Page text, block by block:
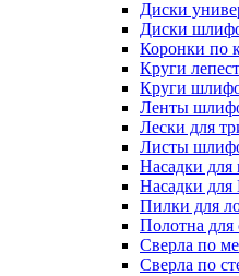
Диски
Диски
Коронки по
Круги
Круги
Ленты
Лески для
Листы
Насадки для
Насадки
Пилки для
Полотна для
Сверла по
Сверла по